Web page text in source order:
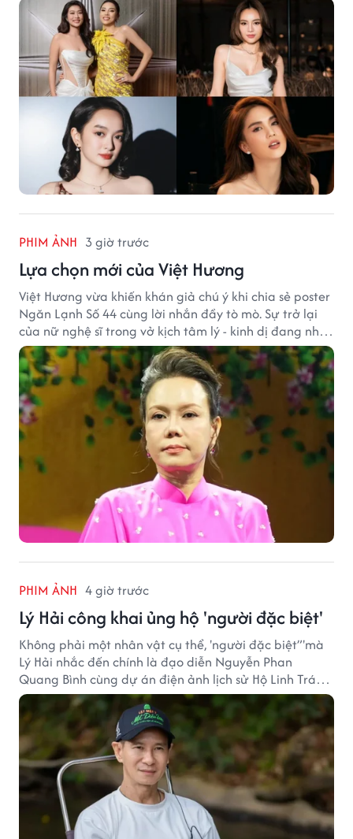
PHIM ẢNH 3 giờ trước
Lựa chọn mới của Việt Hương
Việt Hương vừa khiến khán giả chú ý khi chia sẻ poster
Ngăn Lạnh Số 44 cùng lời nhắn đầy tò mò. Sự trở lại
của nữ nghệ sĩ trong vở kịch tâm lý - kinh dị đang nhận
được nhiều quan tâm từ công chúng.
PHIM ẢNH 4 giờ trước
Lý Hải công khai ủng hộ 'người đặc biệt'
Không phải một nhân vật cụ thể, 'người đặc biệt”'mà
Lý Hải nhắc đến chính là đạo diễn Nguyễn Phan
Quang Bình cùng dự án điện ảnh lịch sử Hộ Linh Tráng
Sĩ: Bí Ẩn Mộ Vua Đinh.